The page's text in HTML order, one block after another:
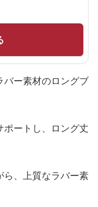
バー素材のロングブ
ートし、ロング丈
ら、上質なラバー素